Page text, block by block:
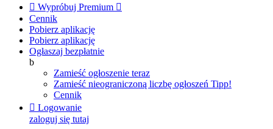
 Wypróbuj Premium 
Cennik
Pobierz aplikację
Pobierz aplikację
Ogłaszaj bezpłatnie
b
Zamieść ogłoszenie teraz
Zamieść nieograniczoną liczbę ogłoszeń Tipp!
Cennik
 Logowanie
zaloguj się tutaj